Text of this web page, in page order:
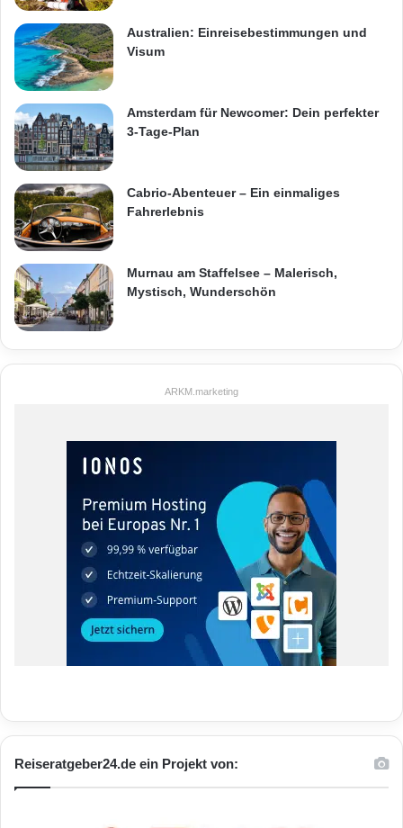
Australien: Einreisebestimmungen und
Visum
Amsterdam für Newcomer: Dein perfekter
3-Tage-Plan
Cabrio-Abenteuer – Ein einmaliges
Fahrerlebnis
Murnau am Staffelsee – Malerisch,
Mystisch, Wunderschön
ARKM.marketing
Reiseratgeber24.de ein Projekt von: